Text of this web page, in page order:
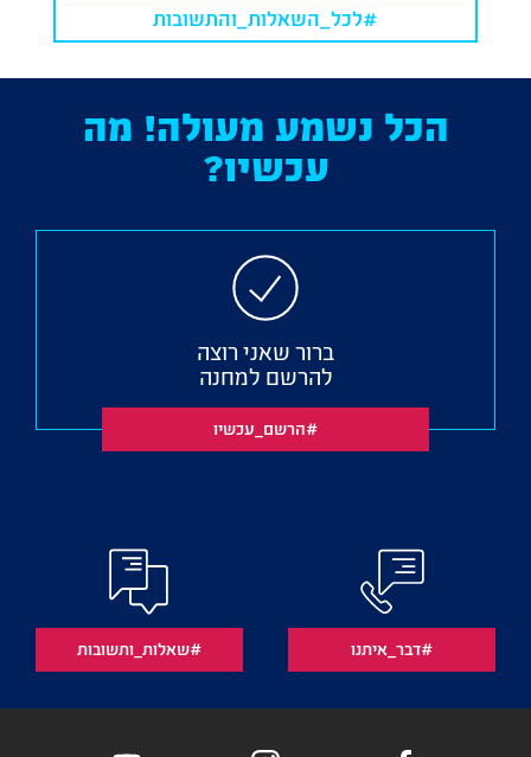
#לכל_השאלות_והתשובות
הכל נשמע מעולה! מה
עכשיו?
ברור שאני רוצה
להרשם למחנה
#הרשם_עכשיו
#דבר_איתנו #שאלות_ותשובות